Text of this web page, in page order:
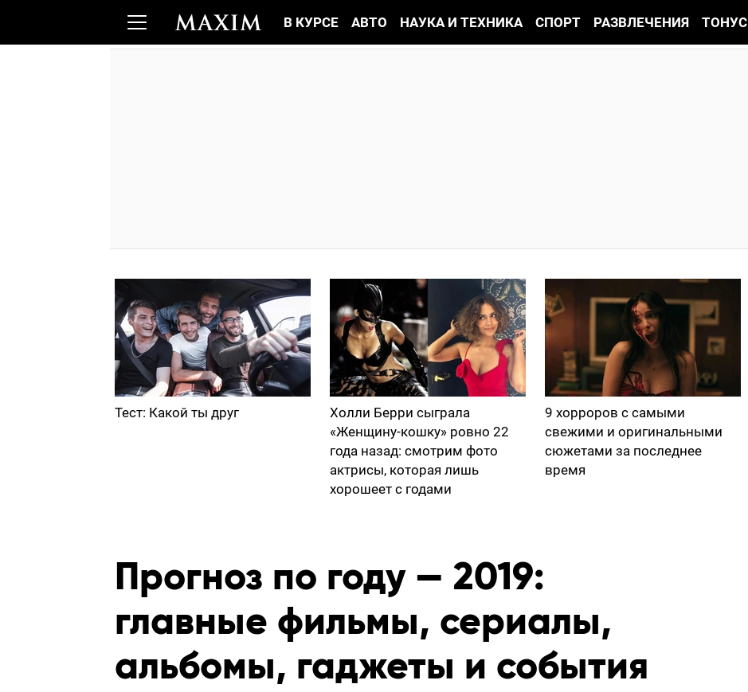
В КУРСЕ АВТО НАУКА И ТЕХНИКА СПОРТ РАЗВЛЕЧЕНИЯ ТОНУС
Тест: Какой ты друг
Холли Берри сыграла
«Женщину-кошку» ровно 22
года назад: смотрим фото
актрисы, которая лишь
хорошеет с годами
9 хорроров с самыми
свежими и оригинальными
сюжетами за последнее
время
Прогноз по году — 2019:
главные фильмы, сериалы,
альбомы, гаджеты и события